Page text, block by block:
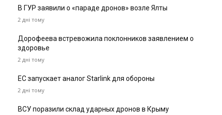
В ГУР заявили о «параде дронов» возле Ялты
2 дні тому
Дорофеева встревожила поклонников заявлением о
здоровье
2 дні тому
ЕС запускает аналог Starlink для обороны
2 дні тому
ВСУ поразили склад ударных дронов в Крыму